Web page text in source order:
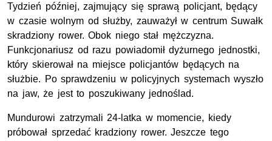
Tydzień później, zajmujący się sprawą policjant, będący
w czasie wolnym od służby, zauważył w centrum Suwałk
skradziony rower. Obok niego stał mężczyzna.
Funkcjonariusz od razu powiadomił dyżurnego jednostki,
który skierował na miejsce policjantów będących na
służbie. Po sprawdzeniu w policyjnych systemach wyszło
na jaw, że jest to poszukiwany jednoślad.
Mundurowi zatrzymali 24-latka w momencie, kiedy
próbował sprzedać kradziony rower. Jeszcze tego